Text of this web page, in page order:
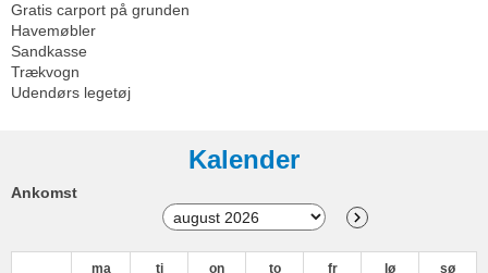
Gratis carport på grunden
Havemøbler
Sandkasse
Trækvogn
Udendørs legetøj
Kalender
Ankomst
ma ti on to fr lø sø